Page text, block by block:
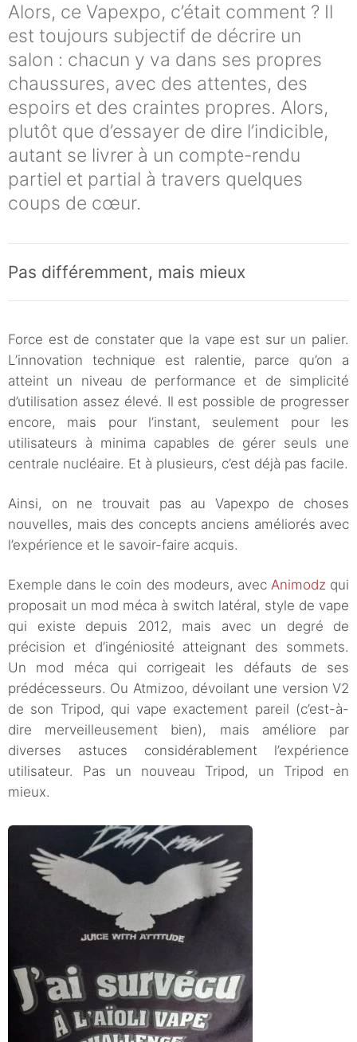
Alors, ce Vapexpo, c’était comment ? Il
est toujours subjectif de décrire un
salon : chacun y va dans ses propres
chaussures, avec des attentes, des
espoirs et des craintes propres. Alors,
plutôt que d’essayer de dire l’indicible,
autant se livrer à un compte-rendu
partiel et partial à travers quelques
coups de cœur.
Pas différemment, mais mieux
Force est de constater que la vape est sur un palier.
L’innovation technique est ralentie, parce qu’on a
atteint un niveau de performance et de simplicité
d’utilisation assez élevé. Il est possible de progresser
encore, mais pour l’instant, seulement pour les
utilisateurs à minima capables de gérer seuls une
centrale nucléaire. Et à plusieurs, c’est déjà pas facile.
Ainsi, on ne trouvait pas au Vapexpo de choses
nouvelles, mais des concepts anciens améliorés avec
l’expérience et le savoir-faire acquis.
Exemple dans le coin des modeurs, avec Animodz qui
proposait un mod méca à switch latéral, style de vape
qui existe depuis 2012, mais avec un degré de
précision et d’ingéniosité atteignant des sommets.
Un mod méca qui corrigeait les défauts de ses
prédécesseurs. Ou Atmizoo, dévoilant une version V2
de son Tripod, qui vape exactement pareil (c’est-à-
dire merveilleusement bien), mais améliore par
diverses astuces considérablement l’expérience
utilisateur. Pas un nouveau Tripod, un Tripod en
mieux.